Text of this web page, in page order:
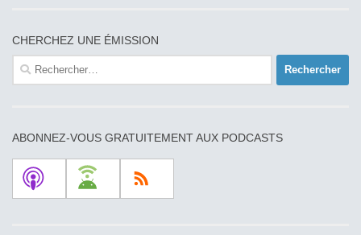
CHERCHEZ UNE ÉMISSION
Rechercher :
ABONNEZ-VOUS GRATUITEMENT AUX PODCASTS